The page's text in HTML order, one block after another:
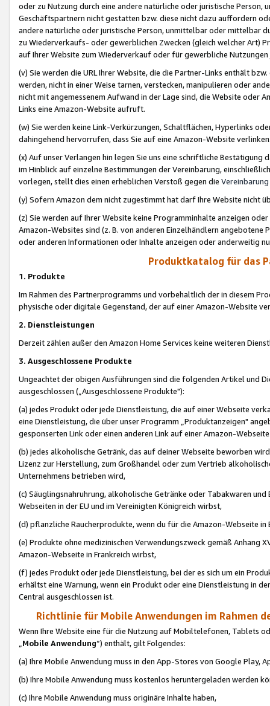
oder zu Nutzung durch eine andere natürliche oder juristische
Geschäftspartnern nicht gestatten bzw. diese nicht dazu auffordern
andere natürliche oder juristische Person, unmittelbar oder mittelbar
zu Wiederverkaufs- oder gewerblichen Zwecken (gleich welcher Art)
auf Ihrer Website zum Wiederverkauf oder für gewerbliche
(v) Sie werden die URL Ihrer Website, die die Partner-Links enthält
werden, nicht in einer Weise tarnen, verstecken, manipulieren oder
nicht mit angemessenem Aufwand in der Lage sind, die Website oder
Links eine Amazon-Website aufruft.
(w) Sie werden keine Link-Verkürzungen, Schaltflächen, Hyperlinks
dahingehend hervorrufen, dass Sie auf eine Amazon-Website
(x) Auf unser Verlangen hin legen Sie uns eine schriftliche
im Hinblick auf einzelne Bestimmungen der Vereinbarung,
vorlegen, stellt dies einen erheblichen Verstoß gegen die Vereinbarung
(y) Sofern Amazon dem nicht zugestimmt hat darf Ihre Website nicht
(z) Sie werden auf Ihrer Website keine Programminhalte anzeigen
Amazon-Websites sind (z. B. von anderen Einzelhändlern
oder anderen Informationen oder Inhalte anzeigen oder anderweitig
Produktkatalog für das
1. Produkte
Im Rahmen des Partnerprogramms und vorbehaltlich der in diesem
physische oder digitale Gegenstand, der auf einer Amazon-Website
2. Dienstleistungen
Derzeit zählen außer den Amazon Home Services keine weiteren
3. Ausgeschlossene Produkte
Ungeachtet der obigen Ausführungen sind die folgenden Artikel und
ausgeschlossen („Ausgeschlossene Produkte"):
(a) jedes Produkt oder jede Dienstleistung, die auf einer Webseite
eine Dienstleistung, die über unser Programm „Produktanzeigen"
gesponserten Link oder einen anderen Link auf einer Amazon-
(b) jedes alkoholische Getränk, das auf deiner Webseite beworben
Lizenz zur Herstellung, zum Großhandel oder zum Vertrieb
Unternehmens betrieben wird,
(c) Säuglingsnahruhrung, alkoholische Getränke oder Tabakwaren
Webseiten in der EU und im Vereinigten Königreich wirbst,
(d) pflanzliche Raucherprodukte, wenn du für die Amazon-Webseite in
(e) Produkte ohne medizinischen Verwendungszweck gemäß Anhang
Amazon-Webseite in Frankreich wirbst,
(f) jedes Produkt oder jede Dienstleistung, bei der es sich um ein
erhältst eine Warnung, wenn ein Produkt oder eine Dienstleistung in
Central ausgeschlossen ist.
Richtlinie für Mobile Anwendungen im Rahmen
Wenn Ihre Website eine für die Nutzung auf Mobiltelefonen, Tablets
„Mobile Anwendung“) enthält, gilt Folgendes:
(a) Ihre Mobile Anwendung muss in den App-Stores von Google Play,
(b) Ihre Mobile Anwendung muss kostenlos heruntergeladen werden
(c) Ihre Mobile Anwendung muss originäre Inhalte haben,